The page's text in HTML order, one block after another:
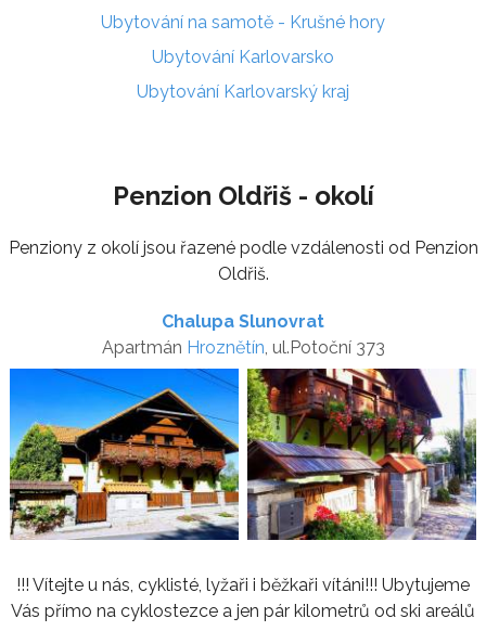
Ubytování na samotě - Krušné hory
Ubytování Karlovarsko
Ubytování Karlovarský kraj
Penzion Oldřiš - okolí
Penziony z okolí jsou řazené podle vzdálenosti od Penzion
Oldřiš.
Chalupa Slunovrat
Apartmán Hroznětín, ul.Potoční 373
!!! Vítejte u nás, cyklisté, lyžaři i běžkaři vítáni!!! Ubytujeme
Vás přímo na cyklostezce a jen pár kilometrů od ski areálů